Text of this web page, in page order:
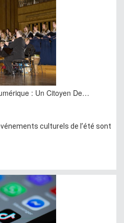
: Un Citoyen De…
culturels de l’été sont